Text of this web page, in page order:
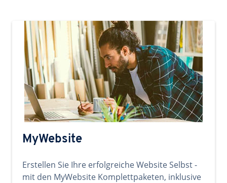
MyWebsite
Erstellen Sie Ihre erfolgreiche Website Selbst -
mit den MyWebsite Komplettpaketen, inklusive